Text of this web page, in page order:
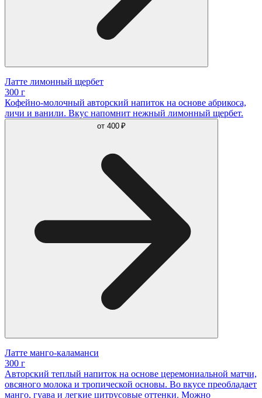
Латте лимонный щербет
300 г
Кофейно-молочный авторский напиток на основе абрикоса,
личи и ванили. Вкус напомнит нежный лимонный щербет.
от 400 ₽
Латте манго-каламанси
300 г
Авторский теплый напиток на основе церемониальной матчи,
овсяного молока и тропической основы. Во вкусе преобладает
манго, гуава и легкие цитрусовые оттенки. Можно